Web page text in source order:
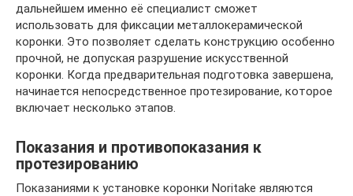
дальнейшем именно её специалист сможет
использовать для фиксации металлокерамической
коронки. Это позволяет сделать конструкцию особенно
прочной, не допуская разрушение искусственной
коронки. Когда предварительная подготовка завершена,
начинается непосредственное протезирование, которое
включает несколько этапов.
Показания и противопоказания к
протезированию
Показаниями к установке коронки Noritake являются